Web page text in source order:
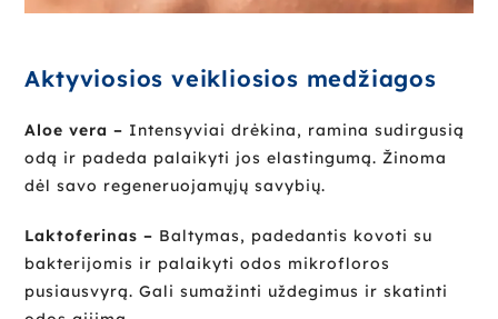
Aktyviosios veikliosios medžiagos
Aloe vera – Intensyviai drėkina, ramina sudirgusią
odą ir padeda palaikyti jos elastingumą. Žinoma
dėl savo regeneruojamųjų savybių.
Laktoferinas – Baltymas, padedantis kovoti su
bakterijomis ir palaikyti odos mikrofloros
pusiausvyrą. Gali sumažinti uždegimus ir skatinti